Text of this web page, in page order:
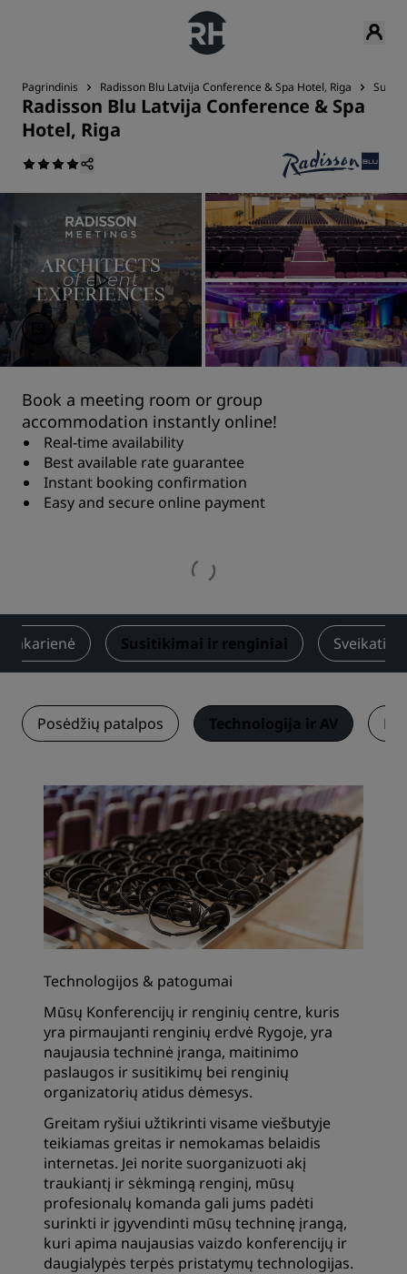
Pagrindinis Radisson Blu Latvija Conference & Spa Hotel, Riga
Radisson Blu Latvija Conference & Spa
Hotel, Riga
Book a meeting room or group
accommodation instantly online!
Real-time availability
Best available rate guarantee
Instant booking confirmation
Easy and secure online payment
vakarienė Susitikimai ir renginiai
Posėdžių patalpos Technologija ir AV
Technologijos & patogumai
Mūsų Konferencijų ir renginių centre, kuris
yra pirmaujanti renginių erdvė Rygoje, yra
naujausia techninė įranga, maitinimo
paslaugos ir susitikimų bei renginių
organizatorių atidus dėmesys.
Greitam ryšiui užtikrinti visame viešbutyje
teikiamas greitas ir nemokamas belaidis
internetas. Jei norite suorganizuoti akį
traukiantį ir sėkmingą renginį, mūsų
profesionalų komanda gali jums padėti
surinkti ir įgyvendinti mūsų techninę įrangą,
kuri apima naujausias vaizdo konferencijų ir
daugialypės terpės pristatymų technologijas.